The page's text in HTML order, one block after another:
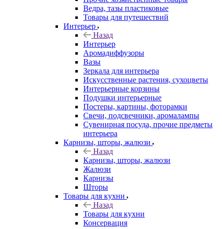
Ведра, тазы пластиковые
Товары для путешествий
Интерьер
Назад
Интерьер
Аромадиффузоры
Вазы
Зеркала для интерьера
Искусственные растения, сухоцветы
Интерьерные корзины
Подушки интерьерные
Постеры, картины, фоторамки
Свечи, подсвечники, аромалампы
Сувенирная посуда, прочие предметы
интерьера
Карнизы, шторы, жалюзи
Назад
Карнизы, шторы, жалюзи
Жалюзи
Карнизы
Шторы
Товары для кухни
Назад
Товары для кухни
Консервация